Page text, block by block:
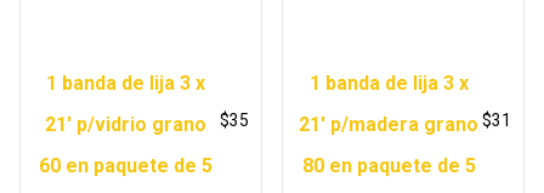
1 banda de lija 3 x
21′ p/vidrio grano
60 en paquete de 5
$35
1 banda de lija 3 x
21′ p/madera grano
80 en paquete de 5
$31